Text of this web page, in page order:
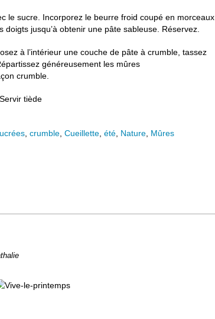
le sucre. Incorporez le beurre froid coupé en morceaux
jusqu’à obtenir une pâte sableuse. Réservez.
à l’intérieur une couche de pâte à crumble, tassez
généreusement les mûres
crumble.
tiède
crumble Cueillette été Nature Mûres